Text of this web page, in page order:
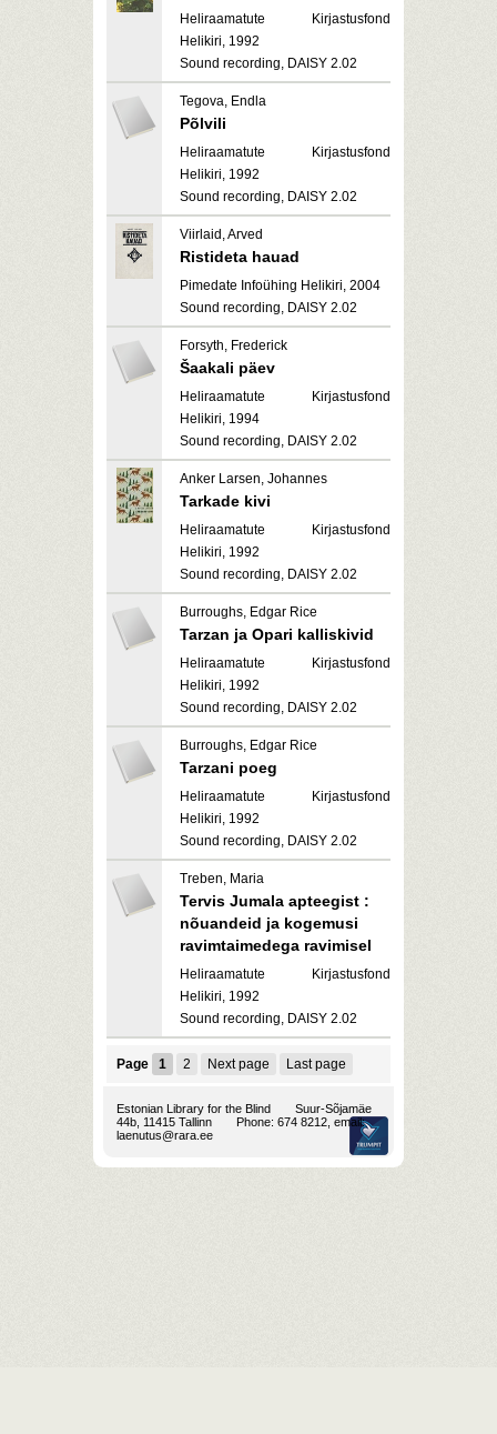
Heliraamatute Kirjastusfond
Helikiri, 1992
Sound recording, DAISY 2.02
Tegova, Endla
Põlvili
Heliraamatute Kirjastusfond
Helikiri, 1992
Sound recording, DAISY 2.02
Viirlaid, Arved
Ristideta hauad
Pimedate Infoühing Helikiri, 2004
Sound recording, DAISY 2.02
Forsyth, Frederick
Šaakali päev
Heliraamatute Kirjastusfond
Helikiri, 1994
Sound recording, DAISY 2.02
Anker Larsen, Johannes
Tarkade kivi
Heliraamatute Kirjastusfond
Helikiri, 1992
Sound recording, DAISY 2.02
Burroughs, Edgar Rice
Tarzan ja Opari kalliskivid
Heliraamatute Kirjastusfond
Helikiri, 1992
Sound recording, DAISY 2.02
Burroughs, Edgar Rice
Tarzani poeg
Heliraamatute Kirjastusfond
Helikiri, 1992
Sound recording, DAISY 2.02
Treben, Maria
Tervis Jumala apteegist :
nõuandeid ja kogemusi
ravimtaimedega ravimisel
Heliraamatute Kirjastusfond
Helikiri, 1992
Sound recording, DAISY 2.02
Page 1 2 Next page Last page
Estonian Library for the Blind
Suur-Sõjamäe
44b, 11415 Tallinn
Phone: 674 8212, email:
laenutus@rara.ee